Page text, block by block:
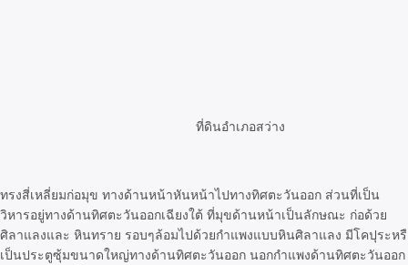
ที่ดินอำเภอสว่าง
ทรงสี่เหลี่ยมก่อมุข ทางด้านหน้าหันหน้าไปทางทิศตะวันออก ส่วนที่เป็น
วิหารอยู่ทางด้านทิศตะวันออกเฉียงใต้ ที่มุขด้านหน้าเป็นลักษณะ ก่อด้วย
ศิลาแลงและ หินทราย รอบๆล้อมไปด้วยกำแพงแบบหินศิลาแลง มีโคปุระหรื
เป็นประตูซุ้มขนาดใหญ่ทางด้านทิศตะวันออก นอกกำแพงด้านทิศตะวันออก